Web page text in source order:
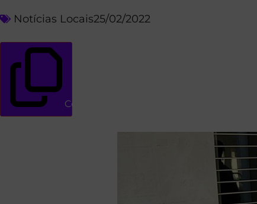
Notícias Locais25/02/2022
Copiar link